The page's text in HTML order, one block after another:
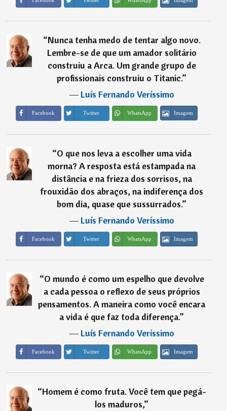
“Nunca tenha medo de tentar algo novo.
Lembre-se de que um amador solitário
construiu a Arca. Um grande grupo de
profissionais construiu o Titanic.”
―Luís Fernando Veríssimo
Facebook Twitter WhatsApp Imagem
“O que nos leva a escolher uma vida
morna? A resposta está estampada na
distância e na frieza dos sorrisos, na
frouxidão dos abraços, na indiferença dos
bom dia, quase que sussurrados.”
―Luís Fernando Veríssimo
Facebook Twitter WhatsApp Imagem
“O mundo é como um espelho que devolve
a cada pessoa o reflexo de seus próprios
pensamentos. A maneira como você encara
a vida é que faz toda diferença.”
―Luís Fernando Veríssimo
Facebook Twitter WhatsApp Imagem
“Homem é como fruta. Você tem que pegá-
los maduros,”